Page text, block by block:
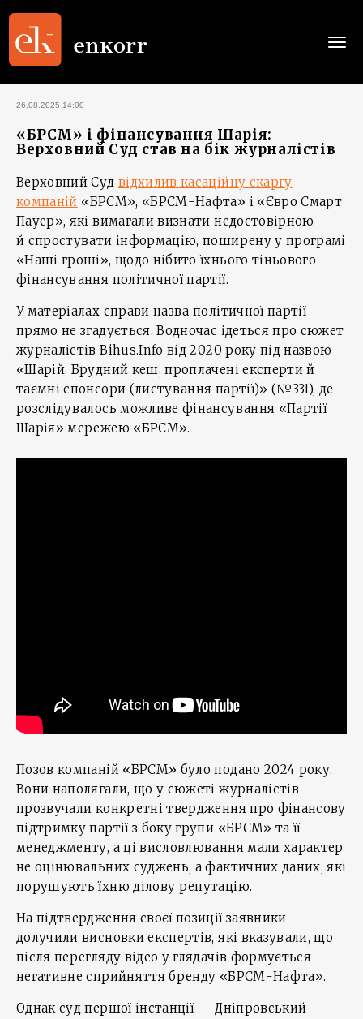
26.08.2025 14:00
«БРСМ» і фінансування Шарія:
Верховний Суд став на бік журналістів
Верховний Суд відхилив касаційну скаргу
компаній «БРСМ», «БРСМ-Нафта» і «Євро Смарт
Пауер», які вимагали визнати недостовірною
й спростувати інформацію, поширену у програмі
«Наші гроші», щодо нібито їхнього тіньового
фінансування політичної партії.
У матеріалах справи назва політичної партії
прямо не згадується. Водночас ідеться про сюжет
журналістів Bihus.Info від 2020 року під назвою
«Шарій. Брудний кеш, проплачені експерти й
таємні спонсори (листування партії)» (№331), де
розслідувалось можливе фінансування «Партії
Шарія» мережею «БРСМ».
Позов компаній «БРСМ» було подано 2024 року.
Вони наполягали, що у сюжеті журналістів
прозвучали конкретні твердження про фінансову
підтримку партії з боку групи «БРСМ» та її
менеджменту, а ці висловлювання мали характер
не оцінювальних суджень, а фактичних даних, які
порушують їхню ділову репутацію.
На підтвердження своєї позиції заявники
долучили висновки експертів, які вказували, що
після перегляду відео у глядачів формується
негативне сприйняття бренду «БРСМ-Нафта».
Однак суд першої інстанції — Дніпровський